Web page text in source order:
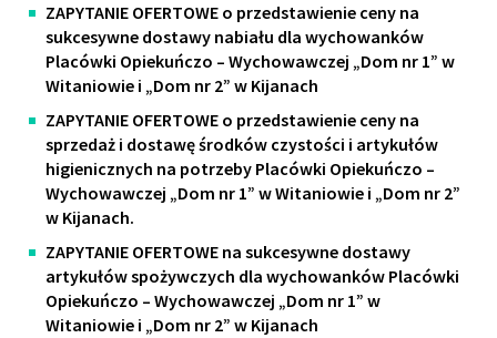
ZAPYTANIE OFERTOWE o przedstawienie ceny na
sukcesywne dostawy nabiału dla wychowanków
Placówki Opiekuńczo – Wychowawczej „Dom nr 1” w
Witaniowie i „Dom nr 2” w Kijanach
ZAPYTANIE OFERTOWE o przedstawienie ceny na
sprzedaż i dostawę środków czystości i artykułów
higienicznych na potrzeby Placówki Opiekuńczo –
Wychowawczej „Dom nr 1” w Witaniowie i „Dom nr 2”
w Kijanach.
ZAPYTANIE OFERTOWE na sukcesywne dostawy
artykułów spożywczych dla wychowanków Placówki
Opiekuńczo – Wychowawczej „Dom nr 1” w
Witaniowie i „Dom nr 2” w Kijanach